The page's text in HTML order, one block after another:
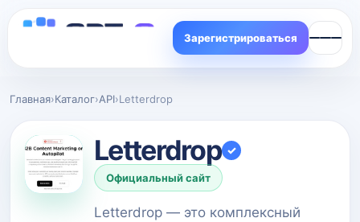
Зарегистрироваться
Главная›Каталог›API›Letterdrop
Letterdrop ✓
Официальный сайт
Letterdrop — это комплексный